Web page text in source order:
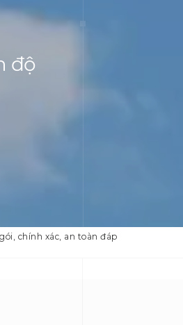
độ
chính xác, an toàn đáp